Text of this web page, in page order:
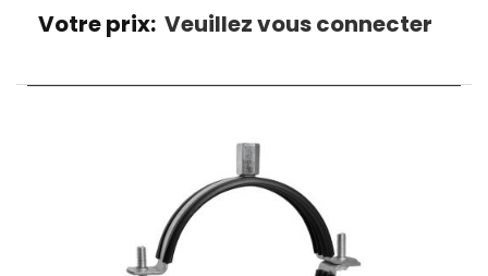
Votre prix: Veuillez vous connecter